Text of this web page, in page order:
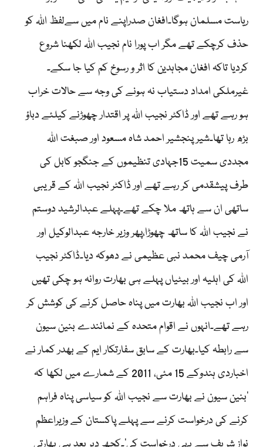
ریاست مسلمان ہوگا۔افغان صدراپنے نام میں سےلفظ اللہ کو
حذف کرچکے تھے مگر اب پورا نام نجیب اللہ لکھنا شروع
کردیا تاکہ افغان مجاہدین کا اثر و رسوخ کم کیا جا سکے۔
غیرملکی امداد دستیاب نہ ہونے کی وجہ سے حالات خراب
ہو رہے تھے اور ڈاکٹر نجیب اللہ پر اقتدار چھوڑنے کیلئے دباؤ
بڑھ رہا تھا۔شیر پنجشیر احمد شاہ مسعود اور صبغت اللہ
مجددی سمیت 15جہادی تنظیموں کے جنگجو کابل کی
طرف پیشقدمی کر رہے تھے اور ڈاکٹر نجیب اللہ کے قریبی
ساتھی ان سے ہاتھ ملا چکے تھے۔پہلے عبدالرشید دوستم
نے نجیب اللہ کا ساتھ چھوڑا،پھر وزیر خارجہ عبدالوکیل اور
آرمی چیف محمد نبی عظیمی نے دھوکہ دیا۔ڈاکٹر نجیب
اللہ کی اہلیہ اور بیٹیاں پہلے ہی بھارت روانہ ہو چکی تھیں
اور اب نجیب اللہ بھارت میں پناہ حاصل کرنے کی کوشش کر
رہے تھے۔انہوں نے اقوام متحدہ کے نمائندے بنین سیون
سے رابطہ کیا۔بھارت کے سابق سفارتکار ایم کے بھدر کمار نے
اخباردی ہندوکے 15 مئی، 2011 کے شمارے میں لکھا کہ
’بنین سیون نے بھارت سے نجیب اللہ کو سیاسی پناہ فراہم
کرنے کی درخواست کرنے سے پہلے پاکستان کے وزیراعظم